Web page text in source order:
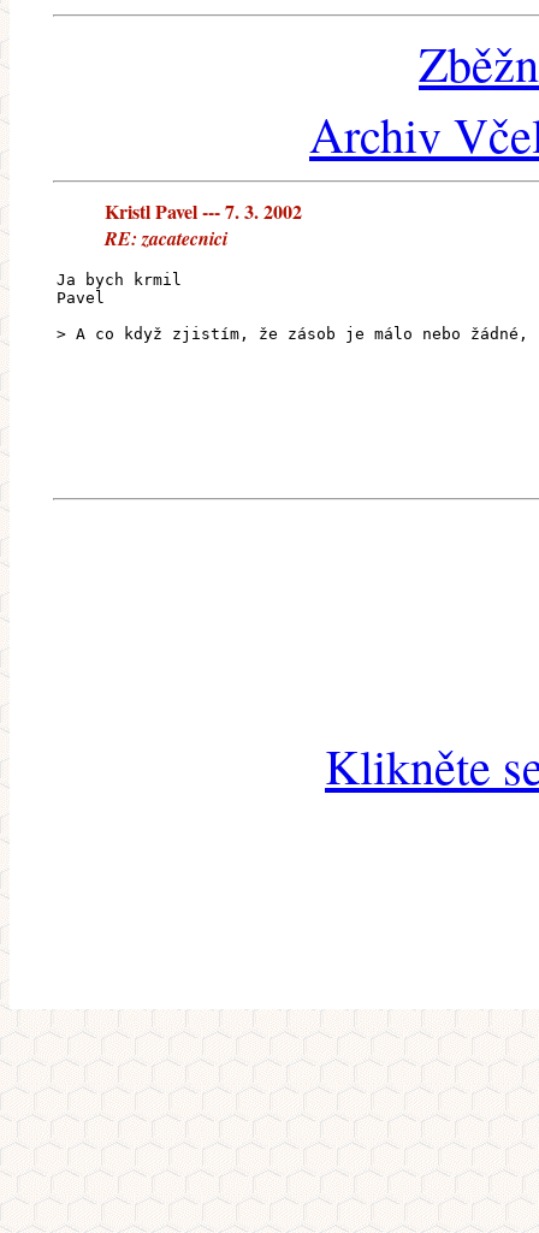
Archiv
Kristl Pavel --- 7. 3. 2002
RE: zacatecnici
Ja bych krmil
Pavel
> A co když zjistím, že zásob je málo nebo žádné,
Klikněte